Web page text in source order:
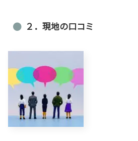
２．現地の口コミ